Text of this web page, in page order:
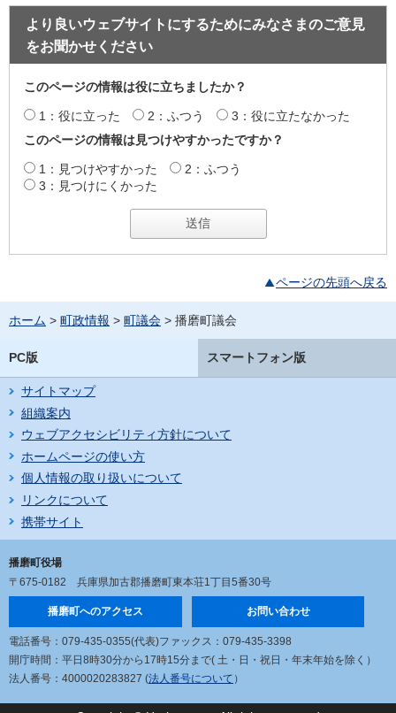
より良いウェブサイトにするためにみなさまのご意見
をお聞かせください
このページの情報は役に立ちましたか？
1：役に立った 2：ふつう
3：役に立たなかった
このページの情報は見つけやすかったですか？
1：見つけやすかった
2：ふつう
3：見つけにくかった
ページの先頭へ戻る
ホーム > 町政情報 > 町議会 > 播磨町議会
PC版 スマートフォン版
サイトマップ
組織案内
ウェブアクセシビリティ方針について
ホームページの使い方
個人情報の取り扱いについて
リンクについて
携帯サイト
播磨町役場
〒675-0182 兵庫県加古郡播磨町東本荘1丁目5番30号
播磨町へのアクセス お問い合わせ
電話番号：079-435-0355(代表)ファックス：079-435-3398
開庁時間：平日8時30分から17時15分まで( 土・日・祝日・年末年始を除く）
法人番号：4000020283827 (法人番号について ）